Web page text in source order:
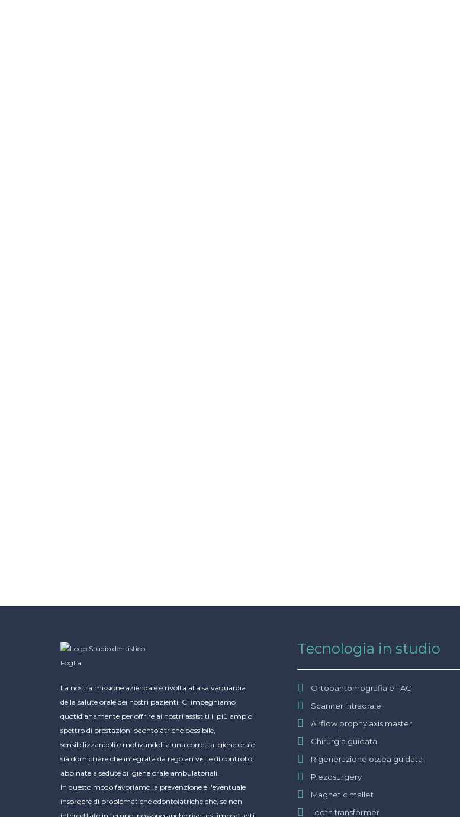
La nostra missione aziendale è rivolta alla salvaguardia
della salute orale dei nostri pazienti. Ci impegniamo
quotidianamente per offrire ai nostri assistiti il più ampio
spettro di prestazioni odontoiatriche possibile,
sensibilizzandoli e motivandoli a una corretta igiene orale
sia domiciliare che integrata da regolari visite di controllo,
abbinate a sedute di igiene orale ambulatoriali.
In questo modo favoriamo la prevenzione e l'eventuale
insorgere di problematiche odontoiatriche che, se non
Tecnologia in studio
Ortopantomografia e TAC
Scanner intraorale
Airflow prophylaxis master
Chirurgia guidata
Rigenerazione ossea guidata
Piezosurgery
Magnetic mallet
Tooth transformer